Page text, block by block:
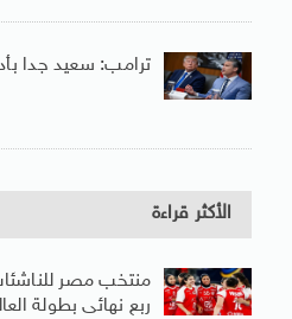
ترامب: سعيد جدا
الأكثر قراءة
منتخب مصر
ربع نهائى بطولة